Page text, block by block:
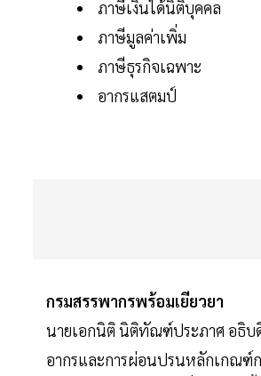
ภาษีเงินได้นิติบุคคล
ภาษีมูลค่าเพิ่ม
ภาษีธุรกิจเฉพาะ
อากรแสตมป์
กรมสรรพากรพร้อมเยียวยา
นายเอกนิติ นิติทัณฑ์ประภาศ อธิบดี
อากรและการผ่อนปรนหลักเกณฑ์